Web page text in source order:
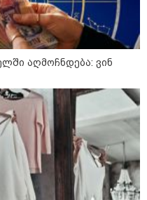
ნიშნების
ვინ
40 წლის
8 ოქროს წესი და
სამოსი
აღმოჩნდება: ვინ